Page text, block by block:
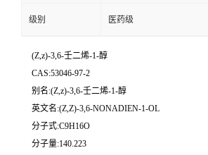
级别 医药级
(Z,z)-3,6-壬二烯-1-醇
CAS:53046-97-2
别名:(Z,z)-3,6-壬二烯-1-醇
英文名:(Z,Z)-3,6-NONADIEN-1-OL
分子式:C9H16O
分子量:140.223